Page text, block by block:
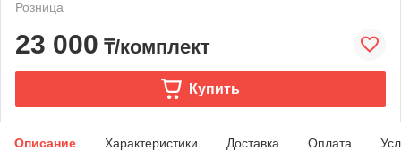
Розница
23 000 ₸/комплект
Купить
Описание Характеристики Доставка Оплата